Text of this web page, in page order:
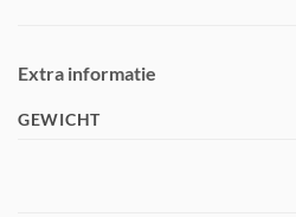
Extra informatie
GEWICHT